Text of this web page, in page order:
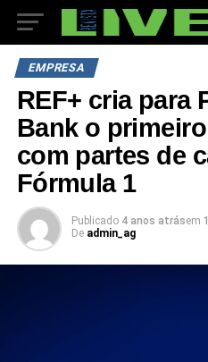
EMPRESA
REF+ cria para
Bank o
com partes de
Fórmula 1
Publicado 4 anos atrásem
De admin_ag